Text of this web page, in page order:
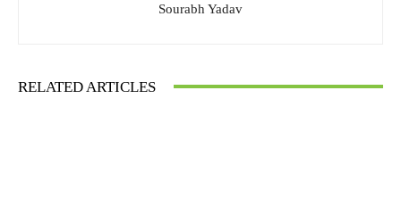
Sourabh Yadav
RELATED ARTICLES